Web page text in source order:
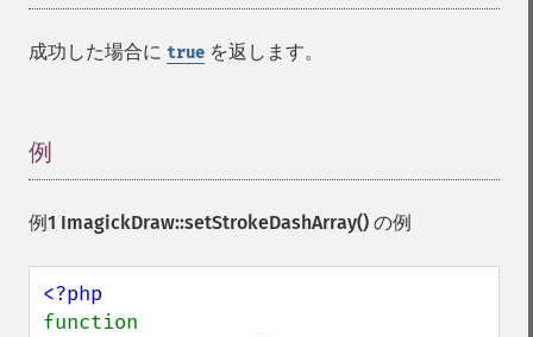
成功した場合に true を返します。
例
例1 ImagickDraw::setStrokeDashArray() の例